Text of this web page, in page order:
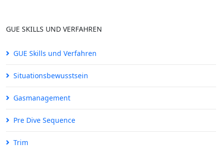
GUE SKILLS UND VERFAHREN
GUE Skills und Verfahren
Situationsbewusstsein
Gasmanagement
Pre Dive Sequence
Trim